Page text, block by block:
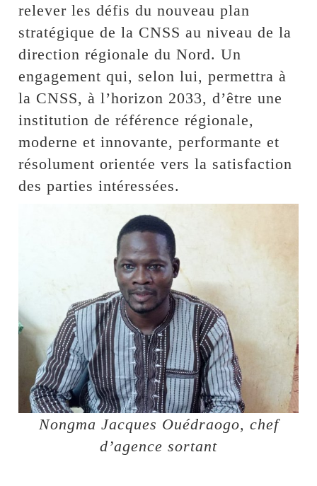
relever les défis du nouveau plan
stratégique de la CNSS au niveau de la
direction régionale du Nord. Un
engagement qui, selon lui, permettra à
la CNSS, à l’horizon 2033, d’être une
institution de référence régionale,
moderne et innovante, performante et
résolument orientée vers la satisfaction
des parties intéressées.
Nongma Jacques Ouédraogo, chef
d’agence sortant